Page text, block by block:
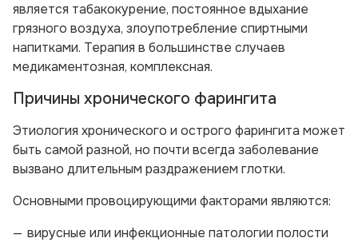
является табакокурение, постоянное вдыхание
грязного воздуха, злоупотребление спиртными
напитками. Терапия в большинстве случаев
медикаментозная, комплексная.
Причины хронического фарингита
Этиология хронического и острого фарингита может
быть самой разной, но почти всегда заболевание
вызвано длительным раздражением глотки.
Основными провоцирующими факторами являются:
вирусные или инфекционные патологии полости